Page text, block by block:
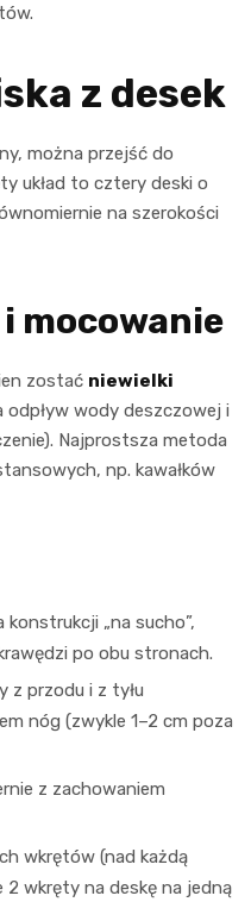
z desek
można przejść do
układ to cztery deski o
na szerokości
mocowanie
zostać niewielki
odpływ wody deszczowej i
Najprostsza metoda
np. kawałków
„na sucho”,
po obu stronach.
z przodu i z tyłu
nóg (zwykle 1–2 cm poza
z zachowaniem
wkrętów (nad każdą
2 wkręty na deskę na jedną